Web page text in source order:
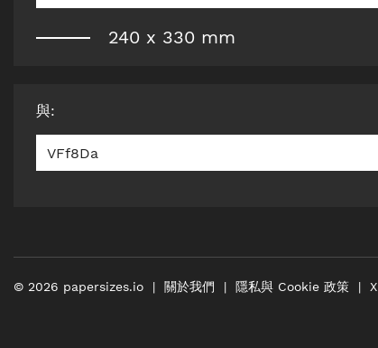
240 x 330 mm
與:
VFf8Da
© 2026 papersizes.io 關於我們 隱私與 Cookie 政策 X